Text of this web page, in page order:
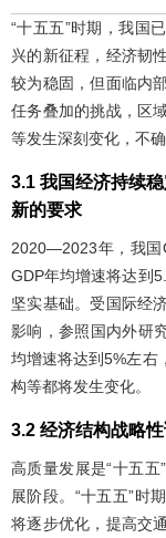
“十五五”时期，我国
兴的新征程，经济韧
较为稳固，但面临内
任务叠加的挑战，区
等发生深刻变化，不
3.1 我国经济持续
新的要求
2020—2023年，我国
GDP年均增速将达到
坚实基础。受国际经
影响，参照国内外研
均增速将达到5%左右
构等都将发生变化。
3.2 经济结构战略
高质量发展是“十五
展阶段。“十五五”时
将逐步优化，提高交